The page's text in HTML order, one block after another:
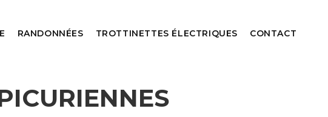
RANDONNÉES TROTTINETTES ÉLECTRIQUES CONTACT